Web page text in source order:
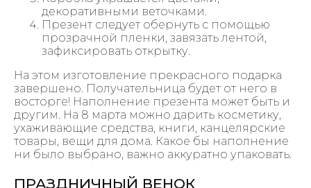
декоративными веточками.
Презент следует обернуть с помощью
прозрачной пленки, завязать лентой,
зафиксировать открытку.
На этом изготовление прекрасного подарка
завершено. Получательница будет от него в
восторге! Наполнение презента может быть и
другим. На 8 марта можно дарить косметику,
ухаживающие средства, книги, канцелярские
товары, вещи для дома. Какое бы наполнение
ни было выбрано, важно аккуратно упаковать.
ПРАЗДНИЧНЫЙ ВЕНОК